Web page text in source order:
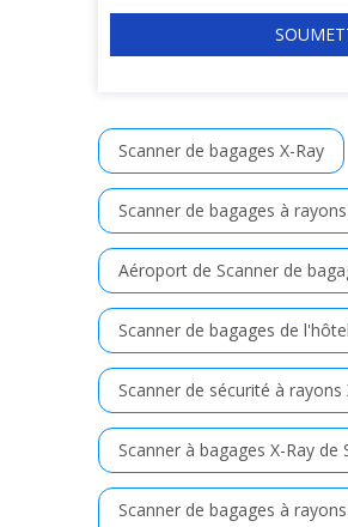
Scanner de bagages X-Ray
Scanner de bagages à
Aéroport de Scanner de
Scanner de bagages de
Scanner de sécurité à rayons
Scanner à bagages X-Ray de
Scanner de bagages à